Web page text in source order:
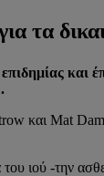
τα
και
και Mat
ιού -την